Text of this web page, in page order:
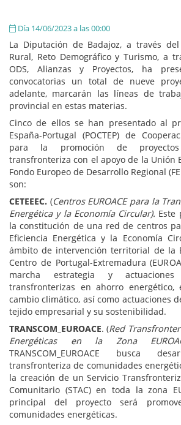
Día 14/06/2023 a las 00:00
La Diputación de Badajoz, a través
Rural, Reto Demográfico y Turismo, a
ODS, Alianzas y Proyectos, ha
convocatorias un total de nueve
adelante, marcarán las líneas de
provincial en estas materias.
Cinco de ellos se han presentado al
España-Portugal (POCTEP) de
para la promoción de
transfronteriza con el apoyo de la Unión
Fondo Europeo de Desarrollo Regional
son:
CETEEEC. (Centros EUROACE para la
Energética y la Economía Circular). Este
la constitución de una red de centros
Eficiencia Energética y la Economía
ámbito de intervención territorial de la
Centro de Portugal-Extremadura
marcha estrategia y
transfronterizas en ahorro energético,
cambio climático, así como actuaciones
tejido empresarial y su sostenibilidad.
TRANSCOM_EUROACE. (Red
Energéticas en la Zona
TRANSCOM_EUROACE busca
transfronteriza de comunidades
la creación de un Servicio
Comunitario (STAC) en toda la zona
principal del proyecto será
comunidades energéticas.